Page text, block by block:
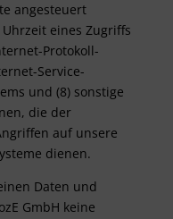
angesteuert
eines Zugriffs
Protokoll-
Service-
und (8) sonstige
die der
auf unsere
dienen.
Daten und
GmbH keine